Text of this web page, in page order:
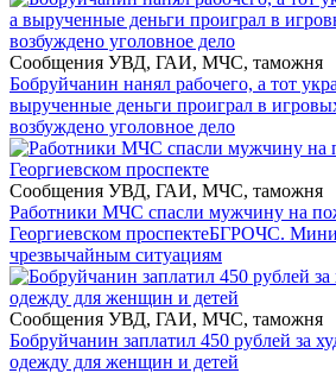
Сообщения УВД, ГАИ, МЧС, таможня
Бобруйчанин нанял рабочего, а тот
вырученные деньги проиграл в
возбуждено уголовное дело
Сообщения УВД, ГАИ, МЧС, таможня
Работники МЧС спасли мужчину на
Георгиевском проспектеБГРОЧС.
чрезвычайным ситуациям
Сообщения УВД, ГАИ, МЧС, таможня
Бобруйчанин заплатил 450 рублей за
одежду для женщин и детей